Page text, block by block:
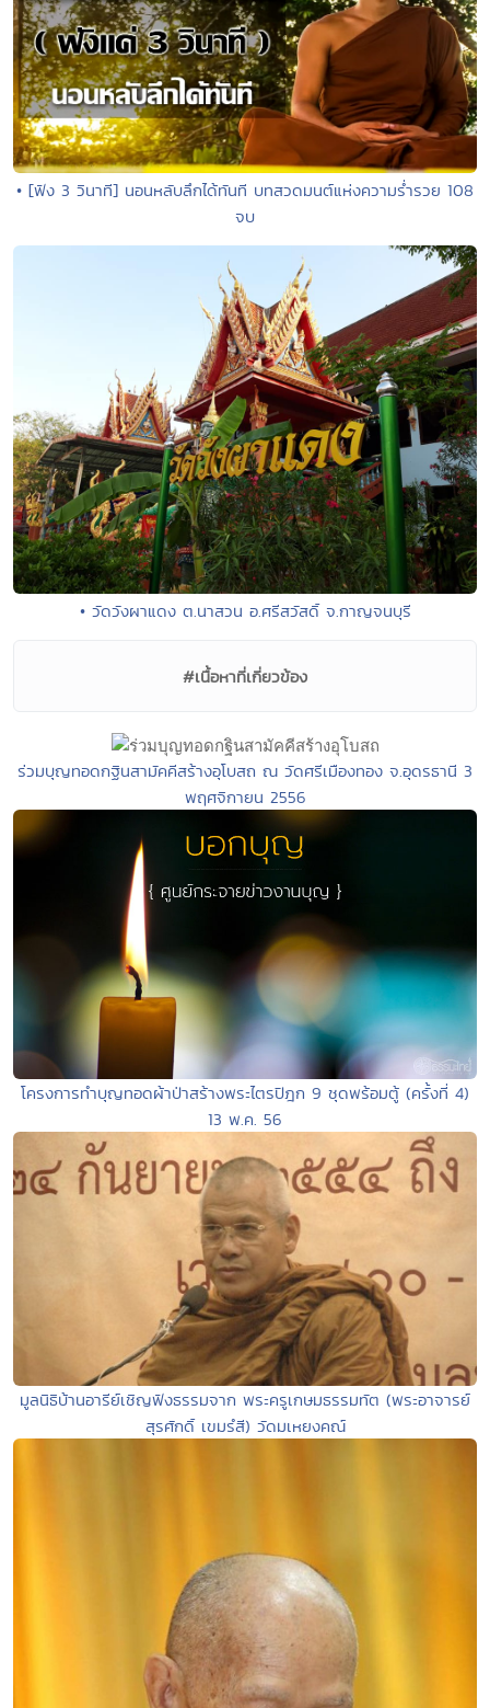
• [ฟัง 3 วินาที] นอนหลับลึกได้ทันที บทสวดมนต์แห่งความร่ำรวย 108
จบ
• วัดวังผาแดง ต.นาสวน อ.ศรีสวัสดิ์ จ.กาญจนบุรี
#เนื้อหาที่เกี่ยวข้อง
ร่วมบุญทอดกฐินสามัคคีสร้างอุโบสถ ณ วัดศรีเมืองทอง จ.อุดรธานี 3
พฤศจิกายน 2556
โครงการทำบุญทอดผ้าป่าสร้างพระไตรปิฎก 9 ชุดพร้อมตู้ (ครั้งที่ 4)
13 พ.ค. 56
มูลนิธิบ้านอารีย์เชิญฟังธรรมจาก พระครูเกษมธรรมทัต (พระอาจารย์
สุรศักดิ์ เขมรํสี) วัดมเหยงคณ์